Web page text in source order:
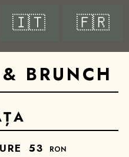
🇮🇹 🇫🇷
BRUNCH
53 RON